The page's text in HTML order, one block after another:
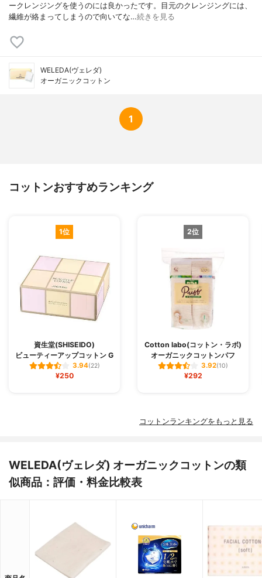
ークレンジングを使うのには良かったです。目元のクレンジングには、
繊維が絡まってしまうので向いてな…続きを見る
WELEDA(ヴェレダ)
オーガニックコットン
1
コットンおすすめランキング
1位
資生堂(SHISEIDO)
ビューティーアップコットン G
3.94(22)
¥250
2位
Cotton labo(コットン・ラボ)
オーガニックコットンパフ
3.92(10)
¥292
コットンランキングをもっと見る
WELEDA(ヴェレダ) オーガニックコットンの類
似商品：評価・料金比較表